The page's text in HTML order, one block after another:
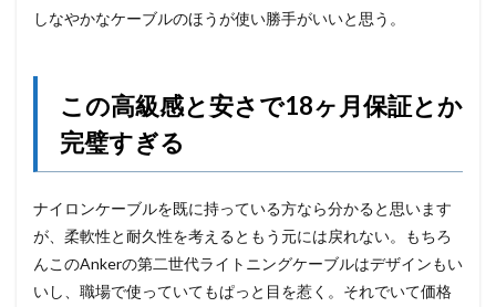
しなやかなケーブルのほうが使い勝手がいいと思う。
この高級感と安さで18ヶ月保証とか
完璧すぎる
ナイロンケーブルを既に持っている方なら分かると思います
が、柔軟性と耐久性を考えるともう元には戻れない。もちろ
んこのAnkerの第二世代ライトニングケーブルはデザインもい
いし、職場で使っていてもぱっと目を惹く。それでいて価格